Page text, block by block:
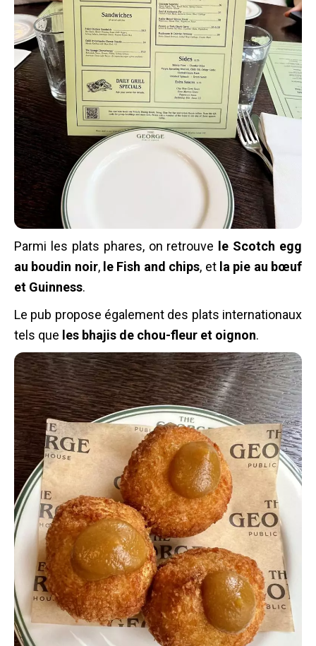
Parmi les plats phares, on retrouve le Scotch egg
au boudin noir, le Fish and chips, et la pie au bœuf
et Guinness.
Le pub propose également des plats internationaux
tels que les bhajis de chou-fleur et oignon.